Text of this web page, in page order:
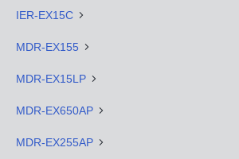
IER-EX15C
MDR-EX155
MDR-EX15LP
MDR-EX650AP
MDR-EX255AP